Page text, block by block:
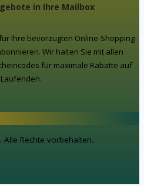
in Ihre Mailbox
Ihre bevorzugten Online-Shopping-
Wir halten Sie mit allen
für maximale Rabatte auf
Rechte vorbehalten.